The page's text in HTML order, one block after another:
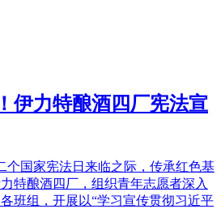
伊力特酿酒四厂宪法宣
个国家宪法日来临之际，传承红色基
特酿酒四厂，组织青年志愿者深入
班组，开展以“学习宣传贯彻习近平